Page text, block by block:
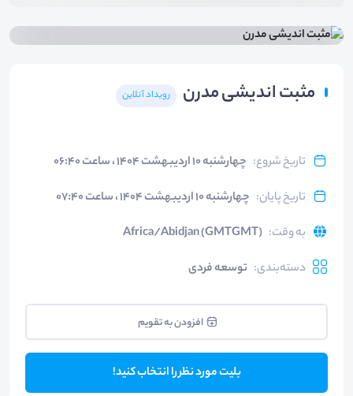
مثبت اندیشی مدرن رویداد آنلاین
تاریخ شروع: چهارشنبه ۱۰ اردیبهشت ۱۴۰۴ ، ساعت ۰۶:۴۰
تاریخ پایان: چهارشنبه ۱۰ اردیبهشت ۱۴۰۴ ، ساعت ۰۷:۴۰
به وقت:
Africa/Abidjan (GMTGMT)
دسته‌بندی: توسعه فردی
افزودن به تقویم
بلیت مورد نظر را انتخاب کنید!